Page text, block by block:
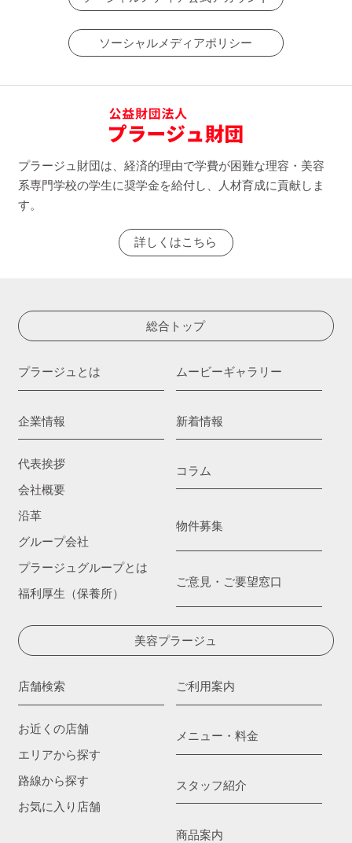
ソーシャルメディアポリシー
プラージュ財団は、経済的理由で学費が困難な理容・美容
系専門学校の学生に奨学金を給付し、人材育成に貢献しま
す。
詳しくはこちら
総合トップ
プラージュとは
企業情報
代表挨拶
会社概要
沿革
グループ会社
プラージュグループとは
福利厚生（保養所）
ムービーギャラリー
新着情報
コラム
物件募集
ご意見・ご要望窓口
美容プラージュ
店舗検索
お近くの店舗
エリアから探す
路線から探す
お気に入り店舗
ご利用案内
メニュー・料金
スタッフ紹介
商品案内